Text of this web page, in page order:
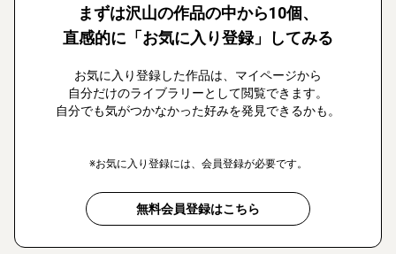
まずは沢山の作品の中から10個、
直感的に「お気に入り登録」してみる
お気に入り登録した作品は、マイページから
自分だけのライブラリーとして閲覧できます。
自分でも気がつかなかった好みを発見できるかも。
※お気に入り登録には、会員登録が必要です。
無料会員登録はこちら